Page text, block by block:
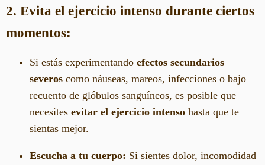
2. Evita el ejercicio intenso durante ciertos
momentos:
Si estás experimentando efectos secundarios
severos como náuseas, mareos, infecciones o bajo
recuento de glóbulos sanguíneos, es posible que
necesites evitar el ejercicio intenso hasta que te
sientas mejor.
Escucha a tu cuerpo: Si sientes dolor, incomodidad